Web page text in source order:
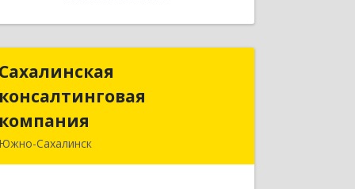
Сахалинская
консалтинговая
компания
Южно-Сахалинск
консалтинговая